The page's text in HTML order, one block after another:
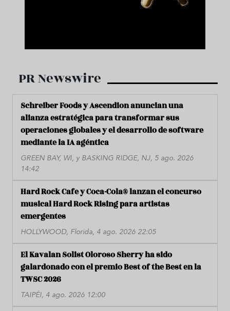
PR Newswire
Schreiber Foods y Ascendion anuncian una
alianza estratégica para transformar sus
operaciones globales y el desarrollo de software
mediante la IA agéntica
GREEN BAY, WI, y BASKING RIDGE, NJ, 5 ago. 2026
14:42
Hard Rock Cafe y Coca-Cola® lanzan el concurso
musical Hard Rock Rising para artistas
emergentes
HOLLYWOOD, Florida, 4 ago. 2026 22:05
El Kavalan Solist Oloroso Sherry ha sido
galardonado con el premio Best of the Best en la
TWSC 2026
TAIPÉI, 4 ago. 2026 12:00